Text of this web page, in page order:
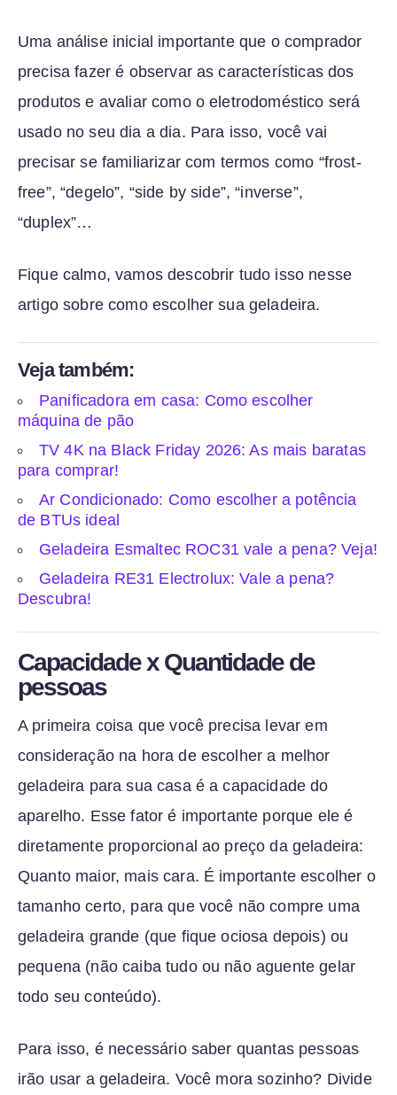
Uma análise inicial importante que o comprador
precisa fazer é observar as características dos
produtos e avaliar como o eletrodoméstico será
usado no seu dia a dia. Para isso, você vai
precisar se familiarizar com termos como “frost-
free”, “degelo”, “side by side”, “inverse”,
“duplex”…
Fique calmo, vamos descobrir tudo isso nesse
artigo sobre como escolher sua geladeira.
Veja também:
Panificadora em casa: Como escolher
máquina de pão
TV 4K na Black Friday 2026: As mais baratas
para comprar!
Ar Condicionado: Como escolher a potência
de BTUs ideal
Geladeira Esmaltec ROC31 vale a pena? Veja!
Geladeira RE31 Electrolux: Vale a pena?
Descubra!
Capacidade x Quantidade de
pessoas
A primeira coisa que você precisa levar em
consideração na hora de escolher a melhor
geladeira para sua casa é a capacidade do
aparelho. Esse fator é importante porque ele é
diretamente proporcional ao preço da geladeira:
Quanto maior, mais cara. É importante escolher o
tamanho certo, para que você não compre uma
geladeira grande (que fique ociosa depois) ou
pequena (não caiba tudo ou não aguente gelar
todo seu conteúdo).
Para isso, é necessário saber quantas pessoas
irão usar a geladeira. Você mora sozinho? Divide